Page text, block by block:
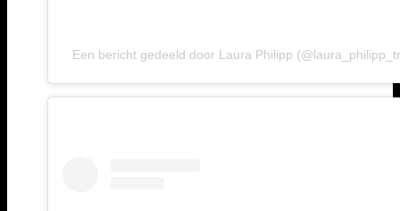
Een bericht gedeeld door Laura Philipp